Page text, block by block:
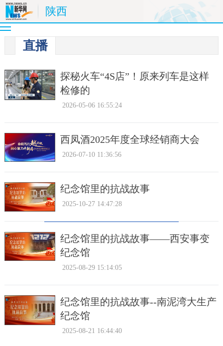
陕西
直播
探秘火车“4S店”！原来列车是这样
检修的
2026-05-06 16:55:24
西凤酒2025年度全球经销商大会
2026-07-10 11:36:56
纪念馆里的抗战故事
2025-10-27 14:47:28
纪念馆里的抗战故事——西安事变
纪念馆
2025-08-29 15:14:05
纪念馆里的抗战故事--南泥湾大生产
纪念馆
2025-08-21 16:44:40